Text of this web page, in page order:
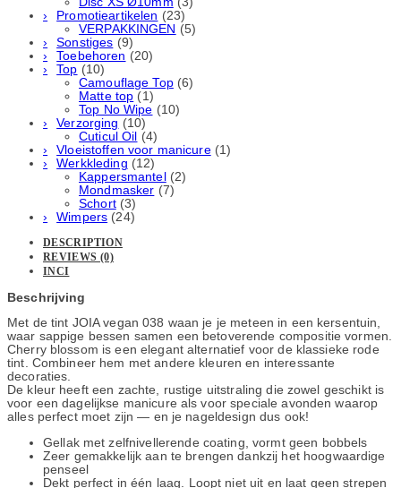
Promotieartikelen (23)
VERPAKKINGEN (5)
Sonstiges (9)
Toebehoren (20)
Top (10)
Camouflage Top (6)
Matte top (1)
Top No Wipe (10)
Verzorging (10)
Cuticul Oil (4)
Vloeistoffen voor manicure (1)
Werkkleding (12)
Kappersmantel (2)
Mondmasker (7)
Schort (3)
Wimpers (24)
DESCRIPTION
REVIEWS (0)
INCI
Beschrijving
Met de tint JOIA vegan 038 waan je je meteen in een kersentuin,
waar sappige bessen samen een betoverende compositie vormen.
Cherry blossom is een elegant alternatief voor de klassieke rode
tint. Combineer hem met andere kleuren en interessante
decoraties.
De kleur heeft een zachte, rustige uitstraling die zowel geschikt is
voor een dagelijkse manicure als voor speciale avonden waarop
alles perfect moet zijn — en je nageldesign dus ook!
Gellak met zelfnivellerende coating, vormt geen bobbels
Zeer gemakkelijk aan te brengen dankzij het hoogwaardige
penseel
Dekt perfect in één laag. Loopt niet uit en laat geen strepen